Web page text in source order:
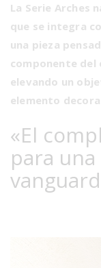
La Serie Arches
que se integra
una pieza
componente del
elevando un
elemento
«El
para